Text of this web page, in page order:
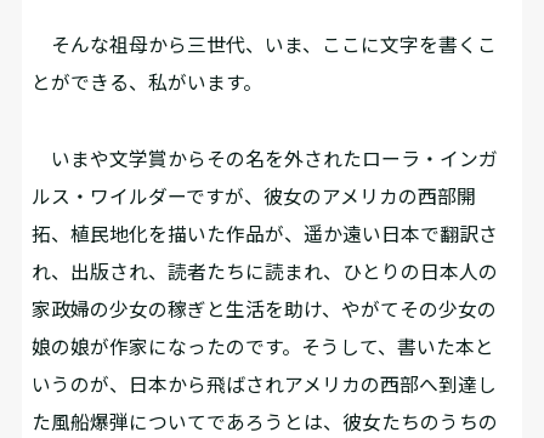
そんな祖母から三世代、いま、ここに文字を書くこ
とができる、私がいます。
いまや文学賞からその名を外されたローラ・インガ
ルス・ワイルダーですが、彼女のアメリカの西部開
拓、植民地化を描いた作品が、遥か遠い日本で翻訳さ
れ、出版され、読者たちに読まれ、ひとりの日本人の
家政婦の少女の稼ぎと生活を助け、やがてその少女の
娘の娘が作家になったのです。そうして、書いた本と
いうのが、日本から飛ばされアメリカの西部へ到達し
た風船爆弾についてであろうとは、彼女たちのうちの